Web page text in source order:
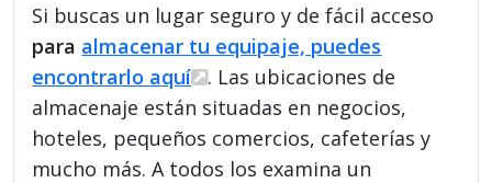
Si buscas un lugar seguro y de fácil acceso
para almacenar tu equipaje, puedes
encontrarlo aquí
. Las ubicaciones de
almacenaje están situadas en negocios,
hoteles, pequeños comercios, cafeterías y
mucho más. A todos los examina un